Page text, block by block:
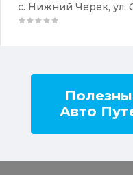
с. Нижний Черек, ул.
Авто